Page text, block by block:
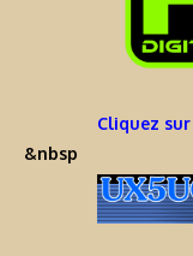
Cliquez
&nbsp